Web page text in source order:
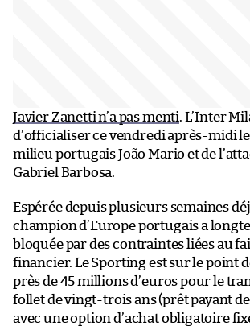
Javier Zanetti n’a pas menti. L’Inter
d’officialiser ce vendredi après-midi
milieu portugais João Mario et de
Gabriel Barbosa.
Espérée depuis plusieurs semaines
champion d’Europe portugais a
bloquée par des contraintes liées au
financier. Le Sporting est sur le point
près de 45 millions d’euros pour le
follet de vingt-trois ans (prêt payant
avec une option d’achat obligatoire